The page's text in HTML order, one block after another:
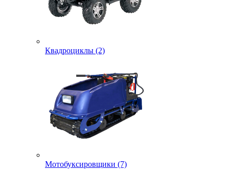
Квадроциклы (2)
Мотобуксировщики (7)